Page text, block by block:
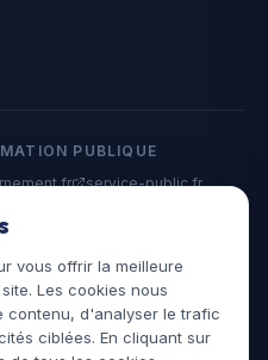
PUBLIQUE
service-public.fr
Tous droits réservés.
vous offrir la meilleure
Les cookies nous
contenu, d'analyser le trafic
ciblées. En cliquant sur